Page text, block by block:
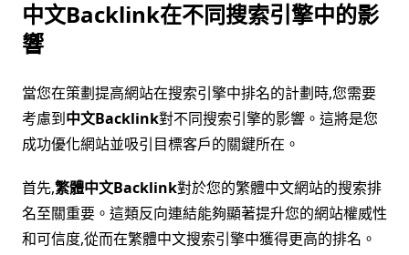
中文Backlink在不同搜索引擎中的影
響
當您在策劃提高網站在搜索引擎中排名的計劃時,您需要
考慮到中文Backlink對不同搜索引擎的影響。這將是您
成功優化網站並吸引目標客戶的關鍵所在。
首先,繁體中文Backlink對於您的繁體中文網站的搜索排
名至關重要。這類反向連結能夠顯著提升您的網站權威性
和可信度,從而在繁體中文搜索引擎中獲得更高的排名。